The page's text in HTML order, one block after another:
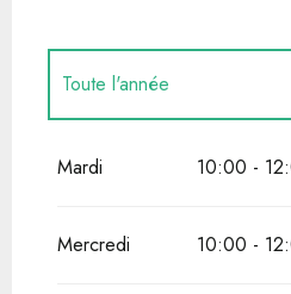
Toute l'année
Toute l'année 2027
Mardi 10:00 -
Mercredi 10:00 -